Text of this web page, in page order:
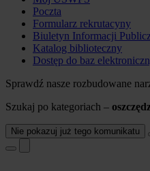
Poczta
Formularz rekrutacyny
Biuletyn Informacji
Katalog biblioteczny
Dostęp do baz
Sprawdź nasze rozbudowane
Szukaj po kategoriach –
Nie pokazuj już tego komunikatu